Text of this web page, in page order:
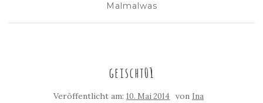
Malmalwas
geischt01
Veröffentlicht am: 10. Mai 2014 von Ina